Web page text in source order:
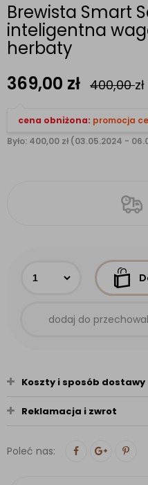
Brewista Smart
inteligentna
herbaty
369,00 zł 400,00zł
cena obniżona: promocja
Było: 400,00 zł (03.05.2024 -
dodaj do
Koszty i sposób dostawy
Reklamacja i zwrot
Poleć nas: